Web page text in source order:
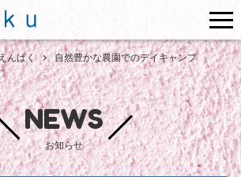
んぱく 自然豊かな農園でのデイキャンプ
NEWS
お知らせ